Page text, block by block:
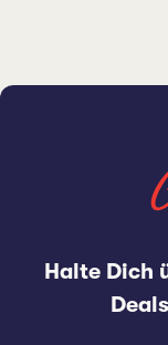
Halte Dich